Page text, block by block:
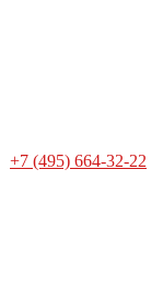
+7 (495) 664-32-22